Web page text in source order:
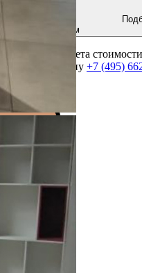
параметрам
и расчета стоимости
по телефону +7 (495)
проектов!